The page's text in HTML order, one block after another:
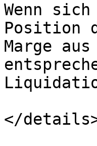
Wenn
Position
Marge
</